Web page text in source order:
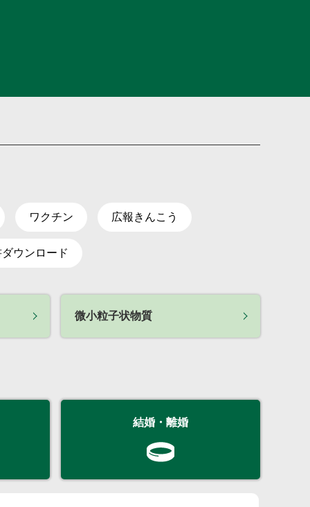
ワクチン 広報きんこう
ウンロード
微小粒子状物質
結婚・離婚